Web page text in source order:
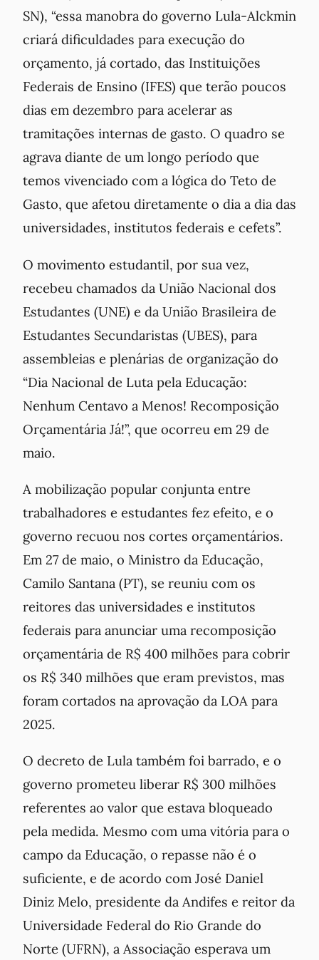
SN), “essa manobra do governo Lula-Alckmin
criará dificuldades para execução do
orçamento, já cortado, das Instituições
Federais de Ensino (IFES) que terão poucos
dias em dezembro para acelerar as
tramitações internas de gasto. O quadro se
agrava diante de um longo período que
temos vivenciado com a lógica do Teto de
Gasto, que afetou diretamente o dia a dia das
universidades, institutos federais e cefets”.
O movimento estudantil, por sua vez,
recebeu chamados da União Nacional dos
Estudantes (UNE) e da União Brasileira de
Estudantes Secundaristas (UBES), para
assembleias e plenárias de organização do
“Dia Nacional de Luta pela Educação:
Nenhum Centavo a Menos! Recomposição
Orçamentária Já!”, que ocorreu em 29 de
maio.
A mobilização popular conjunta entre
trabalhadores e estudantes fez efeito, e o
governo recuou nos cortes orçamentários.
Em 27 de maio, o Ministro da Educação,
Camilo Santana (PT), se reuniu com os
reitores das universidades e institutos
federais para anunciar uma recomposição
orçamentária de R$ 400 milhões para cobrir
os R$ 340 milhões que eram previstos, mas
foram cortados na aprovação da LOA para
2025.
O decreto de Lula também foi barrado, e o
governo prometeu liberar R$ 300 milhões
referentes ao valor que estava bloqueado
pela medida. Mesmo com uma vitória para o
campo da Educação, o repasse não é o
suficiente, e de acordo com José Daniel
Diniz Melo, presidente da Andifes e reitor da
Universidade Federal do Rio Grande do
Norte (UFRN), a Associação esperava um